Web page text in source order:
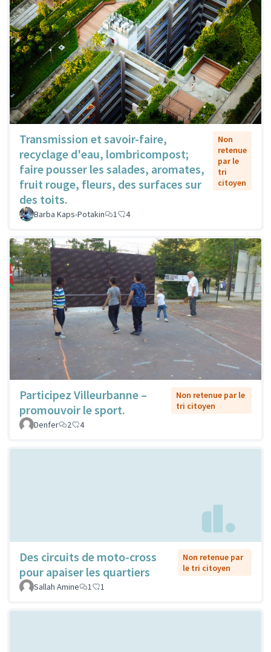
Transmission et savoir-faire,
recyclage d'eau, lombricompost;
faire pousser les salades, aromates,
fruit rouge, fleurs, des surfaces sur
des toits.
Non
retenue
par le
tri
citoyen
Barba Kaps-Potakin 1 4
Participez Villeurbanne –
promouvoir le sport.
Non retenue par le
tri citoyen
Denfer
2 4
Des circuits de moto-cross
pour apaiser les quartiers
Non retenue par
le tri citoyen
Sallah Amine
1 1